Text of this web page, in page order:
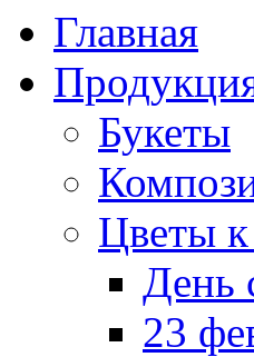
Главная
Букеты
Цветы
День
23